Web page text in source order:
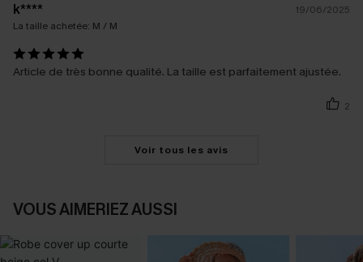
k****
19/06/2025
La taille achetée: M / M
Article de très bonne qualité. La taille est parfaitement ajustée.
2
Voir tous les avis
VOUS AIMERIEZ AUSSI